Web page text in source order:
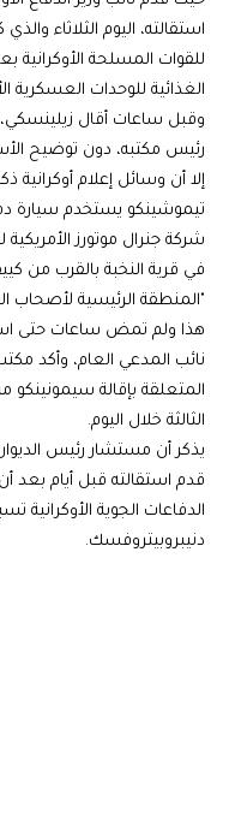
استقالته، اليوم الثلاثاء
للقوات المسلحة
الغذائية للوحدات العسكرية
وقبل ساعات أقال
رئيس مكتبه، دون توضيح
إلا أن وسائل إعلام أوكرانية
تيموشينكو يستخدم سيارة
شركة جنرال موتورز الأمريكية
في قرية النخبة بالقرب من
"المنطقة الرئيسية لأصحاب
هذا ولم تمض ساعات حتى
نائب المدعي العام، وأكد
المتعلقة بإقالة سيمونينكو
الثالثة خلال اليوم.
يذكر أن مستشار رئيس
قدم استقالته قبل أيام بعد
الدفاعات الجوية
دنيبروبيتروفسك.